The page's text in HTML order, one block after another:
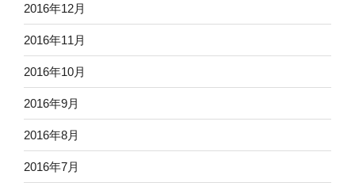
2016年12月
2016年11月
2016年10月
2016年9月
2016年8月
2016年7月